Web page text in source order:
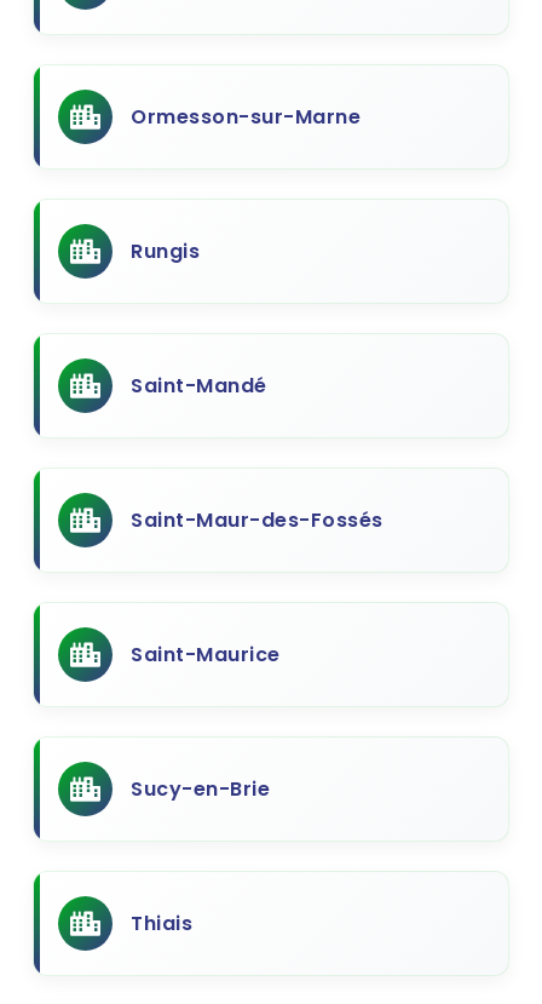
Ormesson-sur-Marne
Rungis
Saint-Mandé
Saint-Maur-des-Fossés
Saint-Maurice
Sucy-en-Brie
Thiais